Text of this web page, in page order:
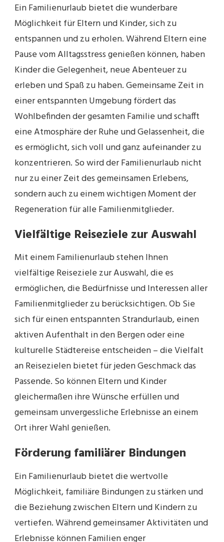
Ein Familienurlaub bietet die wunderbare
Möglichkeit für Eltern und Kinder, sich zu
entspannen und zu erholen. Während Eltern eine
Pause vom Alltagsstress genießen können, haben
Kinder die Gelegenheit, neue Abenteuer zu
erleben und Spaß zu haben. Gemeinsame Zeit in
einer entspannten Umgebung fördert das
Wohlbefinden der gesamten Familie und schafft
eine Atmosphäre der Ruhe und Gelassenheit, die
es ermöglicht, sich voll und ganz aufeinander zu
konzentrieren. So wird der Familienurlaub nicht
nur zu einer Zeit des gemeinsamen Erlebens,
sondern auch zu einem wichtigen Moment der
Regeneration für alle Familienmitglieder.
Vielfältige Reiseziele zur Auswahl
Mit einem Familienurlaub stehen Ihnen
vielfältige Reiseziele zur Auswahl, die es
ermöglichen, die Bedürfnisse und Interessen aller
Familienmitglieder zu berücksichtigen. Ob Sie
sich für einen entspannten Strandurlaub, einen
aktiven Aufenthalt in den Bergen oder eine
kulturelle Städtereise entscheiden – die Vielfalt
an Reisezielen bietet für jeden Geschmack das
Passende. So können Eltern und Kinder
gleichermaßen ihre Wünsche erfüllen und
gemeinsam unvergessliche Erlebnisse an einem
Ort ihrer Wahl genießen.
Förderung familiärer Bindungen
Ein Familienurlaub bietet die wertvolle
Möglichkeit, familiäre Bindungen zu stärken und
die Beziehung zwischen Eltern und Kindern zu
vertiefen. Während gemeinsamer Aktivitäten und
Erlebnisse können Familien enger